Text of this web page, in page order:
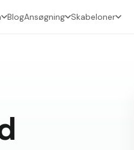
BlogAnsøgning Skabeloner